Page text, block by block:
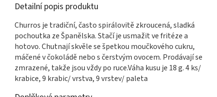
Detailní popis produktu
Churros je tradiční, často spirálovitě zkroucená, sladká
pochoutka ze Španělska. Stačí je usmažit ve fritéze a
hotovo. Chutnají skvěle se špetkou moučkového cukru,
máčené v čokoládě nebo s čerstvým ovocem. Prodávají se
zmrazené, takže jsou vždy po ruce.Váha kusu je 18 g. 4 ks/
krabice, 9 krabic/ vrstva, 9 vrstev/ paleta